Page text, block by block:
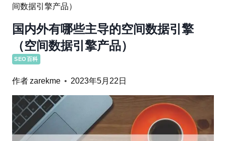
间数据引擎产品）
国内外有哪些主导的空间数据引擎
（空间数据引擎产品）
SEO百科
作者zarekme 2023年5月22日